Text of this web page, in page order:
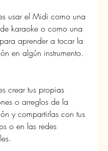
usar el Midi como una
karaoke o como una
aprender a tocar la
en algún instrumento.
crear tus propias
o arreglos de la
y compartirlas con tus
o en las redes